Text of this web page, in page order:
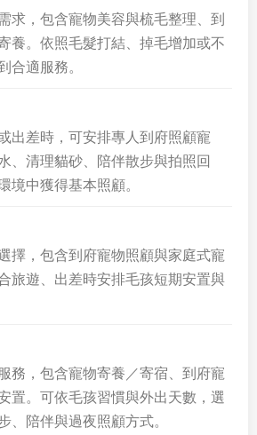
求，包含寵物美容與梳毛整理、到
養。依照毛髮打結、掉毛增加或不
合適服務。
出差時，可安排專人到府照顧寵
、清理貓砂、陪伴散步與拍照回
境中獲得基本照顧。
擇，包含到府寵物照顧與家庭式寵
旅遊、出差時安排毛孩短期安置與
務，包含寵物寄養／寄宿、到府寵
置。可依毛孩習慣與外出天數，選
、陪伴與過夜照顧方式。